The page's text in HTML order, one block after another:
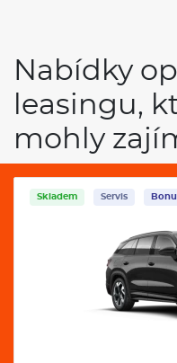
Nabídky
leasingu,
mohly
Skladem Servis